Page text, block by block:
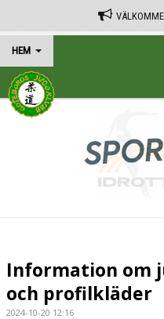
HEM
HEM
TRÄNINGSSCHEMA
IN ENGLISH
Information om
och profilkläder
2024-10-20 12:16